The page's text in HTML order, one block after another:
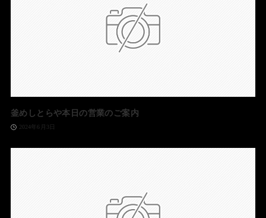
釜めしとらや本日の営業のご案内
2024年6月3日